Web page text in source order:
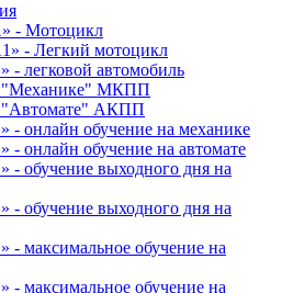
- Мотоцикл
- Легкий мотоцикл
- легковой автомобиль
"Механике" МКПП
"Автомате" АКПП
- онлайн обучение на механике
- онлайн обучение на автомате
- обучение выходного дня на
- обучение выходного дня на
- максимальное обучение на
- максимальное обучение на